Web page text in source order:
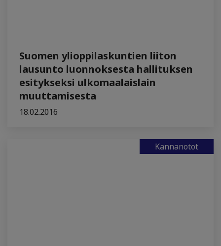
Suomen ylioppilaskuntien liiton
lausunto luonnoksesta hallituksen
esitykseksi ulkomaalaislain
muuttamisesta
18.02.2016
Kannanotot